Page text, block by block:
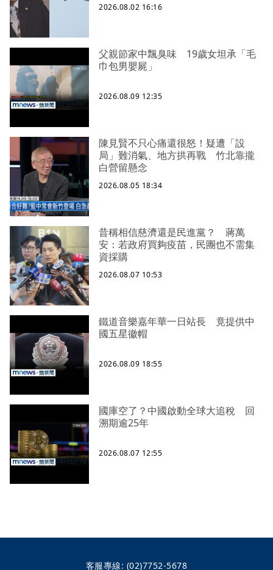
2026.08.02 16:16
父親節家中飄臭味 19歲女坦承「毛
巾包男嬰屍」
2026.08.09 12:35
陳見賢不只心痛還很怒！疑遭「設
局」難消氣、地方拱再戰 竹北靠攏
白營留懸念
2026.08.05 18:34
昔稱相信慈濟還是民進黨？ 蔣萬
安：若政府買夠疫苗，民團也不需集
資採購
2026.08.07 10:53
鐵道音樂嘉年華一日站長 竟提供中
國五星徽帽
2026.08.09 18:55
國庫空了？中國啟動全球大追稅 回
溯期逾25年
2026.08.07 12:55
客服專線: (02)7752-5678